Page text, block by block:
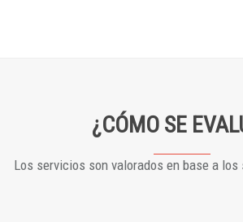
¿CÓMO SE
Los servicios son valorados en base a